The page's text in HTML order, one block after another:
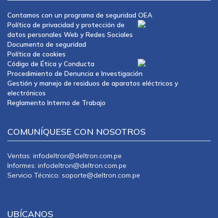
Contamos con un programa de seguridad OEA
Política de privacidad y protección de
datos personales Web y Redes Sociales
Documento de seguridad
Política de cookies
Código de Ética y Conducta
Procedimiento de Denuncia e Investigación
Gestión y manejo de residuos de aparatos eléctricos y
electrónicos
Reglamento Interno de Trabajo
COMUNÍQUESE CON NOSOTROS
Ventas: infodeltron@deltron.com.pe
Informes: infodeltron@deltron.com.pe
Servicio Técnico: soporte@deltron.com.pe
UBÍCANOS